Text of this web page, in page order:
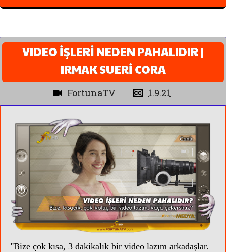
VIDEO İŞLERİ NEDEN PAHALIDIR |
IRMAK SUERİ CORA
FortunaTV 1.9.21
''Bize çok kısa, 3 dakikalık bir video lazım arkadaşlar.